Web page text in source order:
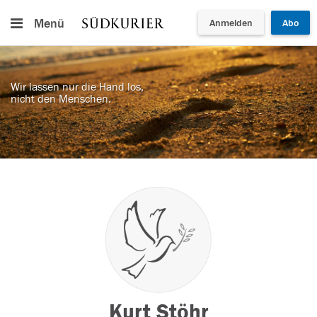
Menü Anmelden Abo
Wir lassen nur die Hand los,
nicht den Menschen.